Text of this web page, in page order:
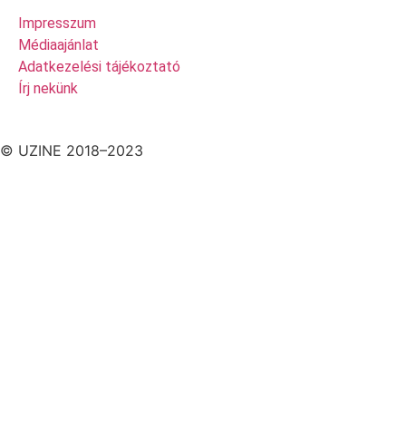
Impresszum
Médiaajánlat
Adatkezelési tájékoztató
Írj nekünk
© UZINE 2018–2023